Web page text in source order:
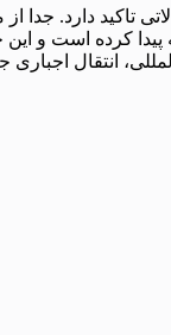
دارد. جدا
انتقال